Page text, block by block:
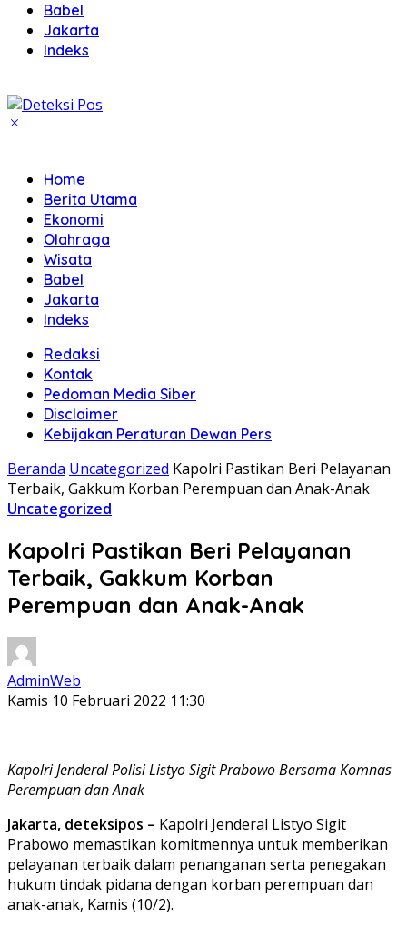
Babel
Jakarta
Indeks
Home
Berita Utama
Ekonomi
Olahraga
Wisata
Babel
Jakarta
Indeks
Redaksi
Kontak
Pedoman Media Siber
Disclaimer
Kebijakan Peraturan Dewan Pers
Beranda Uncategorized Kapolri Pastikan Beri Pelayanan
Terbaik, Gakkum Korban Perempuan dan Anak-Anak
Uncategorized
Kapolri Pastikan Beri Pelayanan
Terbaik, Gakkum Korban
Perempuan dan Anak-Anak
AdminWeb
Kamis 10 Februari 2022 11:30
Kapolri Jenderal Polisi Listyo Sigit Prabowo Bersama Komnas
Perempuan dan Anak
Jakarta, deteksipos – Kapolri Jenderal Listyo Sigit
Prabowo memastikan komitmennya untuk memberikan
pelayanan terbaik dalam penanganan serta penegakan
hukum tindak pidana dengan korban perempuan dan
anak-anak, Kamis (10/2).